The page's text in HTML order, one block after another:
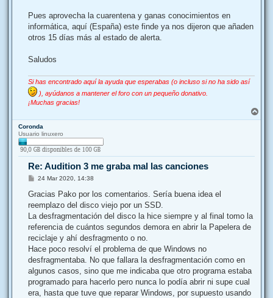
Pues aprovecha la cuarentena y ganas conocimientos en
informática, aquí (España) este finde ya nos dijeron que añaden
otros 15 días más al estado de alerta.
Saludos
Si has encontrado aquí la ayuda que esperabas (o incluso si no ha sido así
), ayúdanos a mantener el foro con un pequeño donativo.
¡Muchas gracias!
r
Coronda
Usuario linuxero
Re: Audition 3 me graba mal las canciones
M
n
a
j
24 Mar 2020, 14:38
Gracias Pako por los comentarios. Sería buena idea el
reemplazo del disco viejo por un SSD.
La desfragmentación del disco la hice siempre y al final tomo la
referencia de cuántos segundos demora en abrir la Papelera de
reciclaje y ahí desfragmento o no.
Hace poco resolví el problema de que Windows no
desfragmentaba. No que fallara la desfragmentación como en
algunos casos, sino que me indicaba que otro programa estaba
programado para hacerlo pero nunca lo podía abrir ni supe cual
era, hasta que tuve que reparar Windows, por supuesto usando